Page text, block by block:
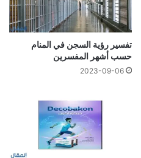
تفسير رؤية السجن في المنام
حسب أشهر المفسرين
2023-09-06